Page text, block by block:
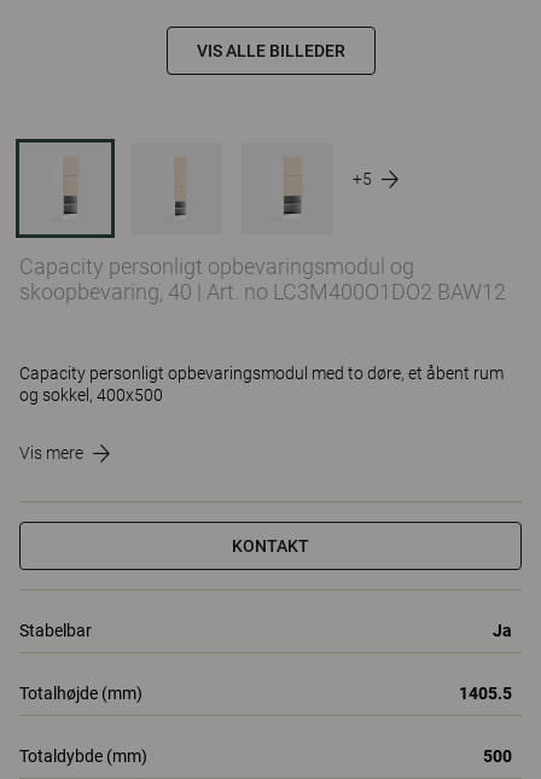
VIS ALLE BILLEDER
+5
Capacity personligt opbevaringsmodul og
skoopbevaring, 40 | Art. no LC3M400O1DO2 BAW12
Capacity personligt opbevaringsmodul med to døre, et åbent rum
og sokkel, 400x500
Vis mere
KONTAKT
Stabelbar Ja
Totalhøjde (mm) 1405.5
Totaldybde (mm) 500